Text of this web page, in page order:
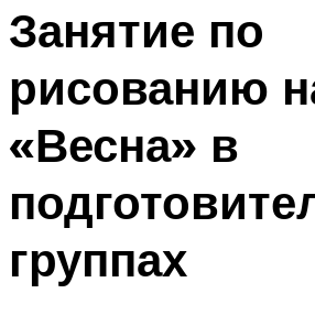
Занятие по
рисованию
«Весна» в
группах